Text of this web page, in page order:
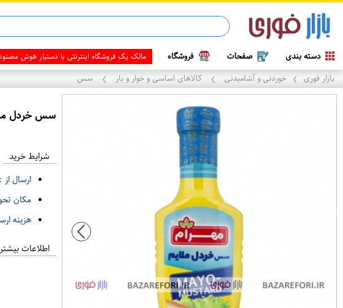
دسته بندی صفحات فروشگاه با
بازار فوری ❯ خوردنی و آشامیدنی ❯ کالاهای اساسی و خوار و بار ❯ سس
سس خردل ملايم
شرایط خرید
ارسال از :
مکان
هزینه
اطلاعات بیشتر